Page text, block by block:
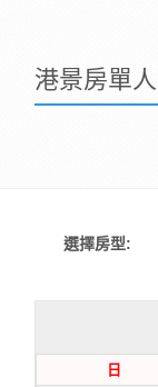
港景房單
選擇房型:
日